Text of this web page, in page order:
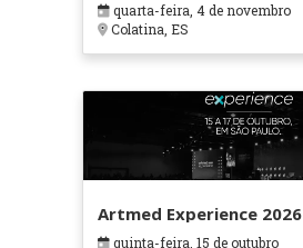
quarta-feira, 4 de novembro
Colatina, ES
Artmed Experience 2026
quinta-feira, 15 de outubro